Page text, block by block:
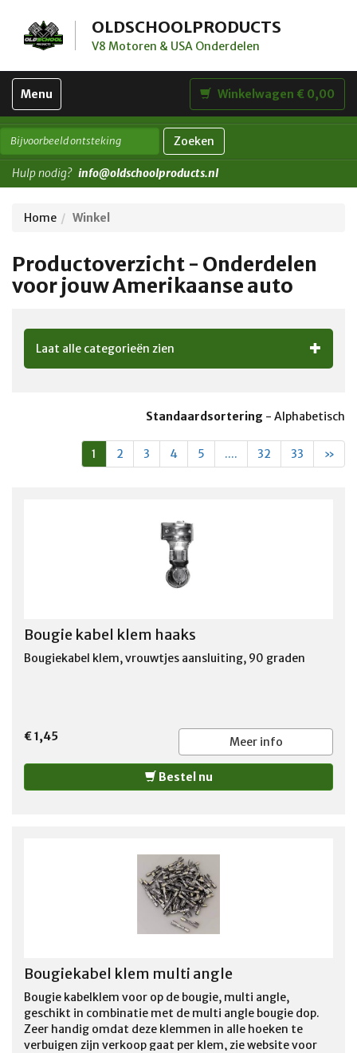
OLDSCHOOLPRODUCTS
V8 Motoren & USA Onderdelen
Toggle
navigation
Menu Winkelwagen € 0,00
Zoeken
Hulp nodig? info@oldschoolproducts.nl
Home Winkel
Productoverzicht - Onderdelen
voor jouw Amerikaanse auto
Laat alle categorieën zien
Standaardsortering - Alphabetisch
1 2 3 4 5 .... 32 33 »
Bougie kabel klem haaks
Bougiekabel klem, vrouwtjes aansluiting, 90 graden
€ 1,45 Meer info
Bestel nu
Bougiekabel klem multi angle
Bougie kabelklem voor op de bougie, multi angle,
geschikt in combinatie met de multi angle bougie dop.
Zeer handig omdat deze klemmen in alle hoeken te
verbuigen zijn verkoop gaat per klem, zie website voor